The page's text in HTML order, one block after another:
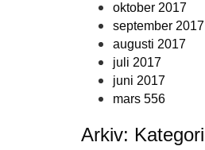
oktober 2017
september 2017
augusti 2017
juli 2017
juni 2017
mars 556
Arkiv: Kategori